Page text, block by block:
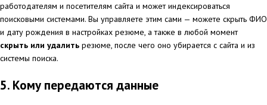
работодателям и посетителям сайта и может индексироваться
поисковыми системами. Вы управляете этим сами — можете скрыть ФИО
и дату рождения в настройках резюме, а также в любой момент
скрыть или удалить резюме, после чего оно убирается с сайта и из
системы поиска.
5. Кому передаются данные